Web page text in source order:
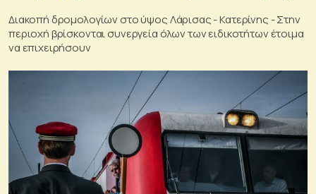
Διακοπή δρομολογίων στο ύψος Λάρισας - Κατερίνης - Στην
περιοχή βρίσκονται συνεργεία όλων των ειδικοτήτων έτοιμα
να επιχειρήσουν